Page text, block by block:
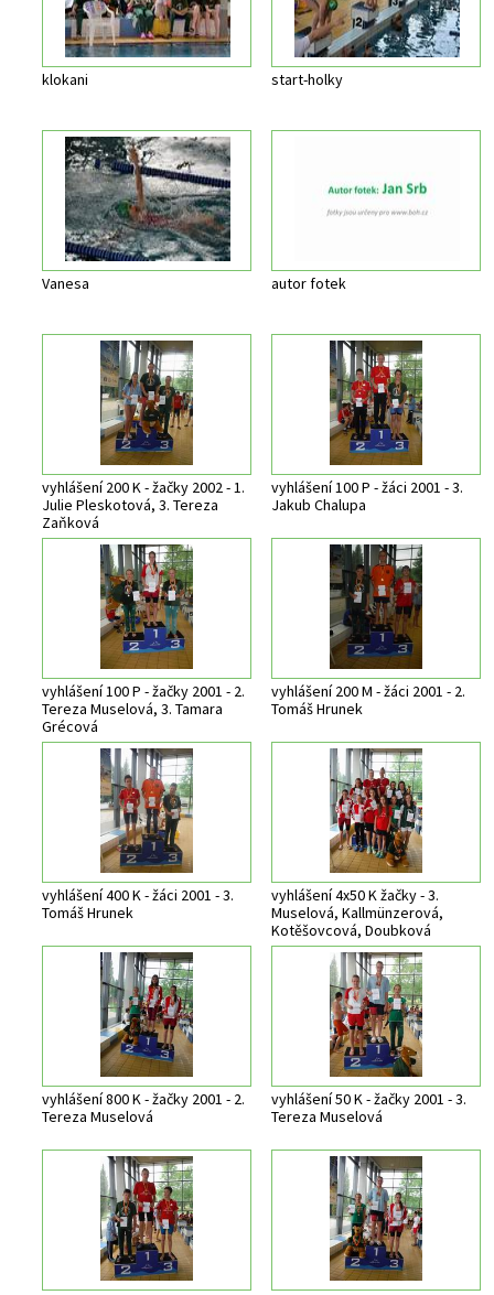
klokani start-holky
Vanesa autor fotek
vyhlášení 200 K - žačky 2002 - 1.
Julie Pleskotová, 3. Tereza
Zaňková
vyhlášení 100 P - žáci 2001 - 3.
Jakub Chalupa
vyhlášení 100 P - žačky 2001 - 2.
Tereza Muselová, 3. Tamara
Grécová
vyhlášení 200 M - žáci 2001 - 2.
Tomáš Hrunek
vyhlášení 400 K - žáci 2001 - 3.
Tomáš Hrunek
vyhlášení 4x50 K žačky - 3.
Muselová, Kallmünzerová,
Kotěšovcová, Doubková
vyhlášení 800 K - žačky 2001 - 2.
Tereza Muselová
vyhlášení 50 K - žačky 2001 - 3.
Tereza Muselová